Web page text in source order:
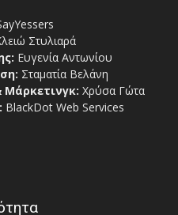
Στυλιαρά
Ευγενία Αντωνίου
Σταματία Βελάνη
Μάρκετινγκ: Χρύσα Γώτα
BlackDot Web Services